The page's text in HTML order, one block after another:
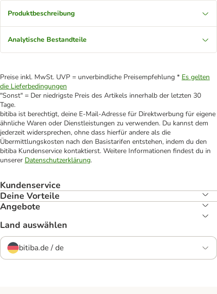
Produktbeschreibung
Analytische Bestandteile
Preise inkl. MwSt. UVP = unverbindliche Preisempfehlung * Es gelten
die Lieferbedingungen
"Sonst" = Der niedrigste Preis des Artikels innerhalb der letzten 30
Tage.
bitiba ist berechtigt, deine E-Mail-Adresse für Direktwerbung für eigene
ähnliche Waren oder Dienstleistungen zu verwenden. Du kannst dem
jederzeit widersprechen, ohne dass hierfür andere als die
Übermittlungskosten nach den Basistarifen entstehen, indem du den
bitiba Kundenservice kontaktierst. Weitere Informationen findest du in
unserer Datenschutzerklärung.
Kundenservice
Deine Vorteile
Angebote
Land auswählen
bitiba.de / de